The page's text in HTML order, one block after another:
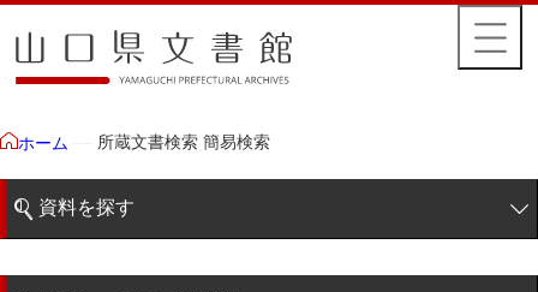
ホーム 所蔵文書検索 簡易検索
資料を探す